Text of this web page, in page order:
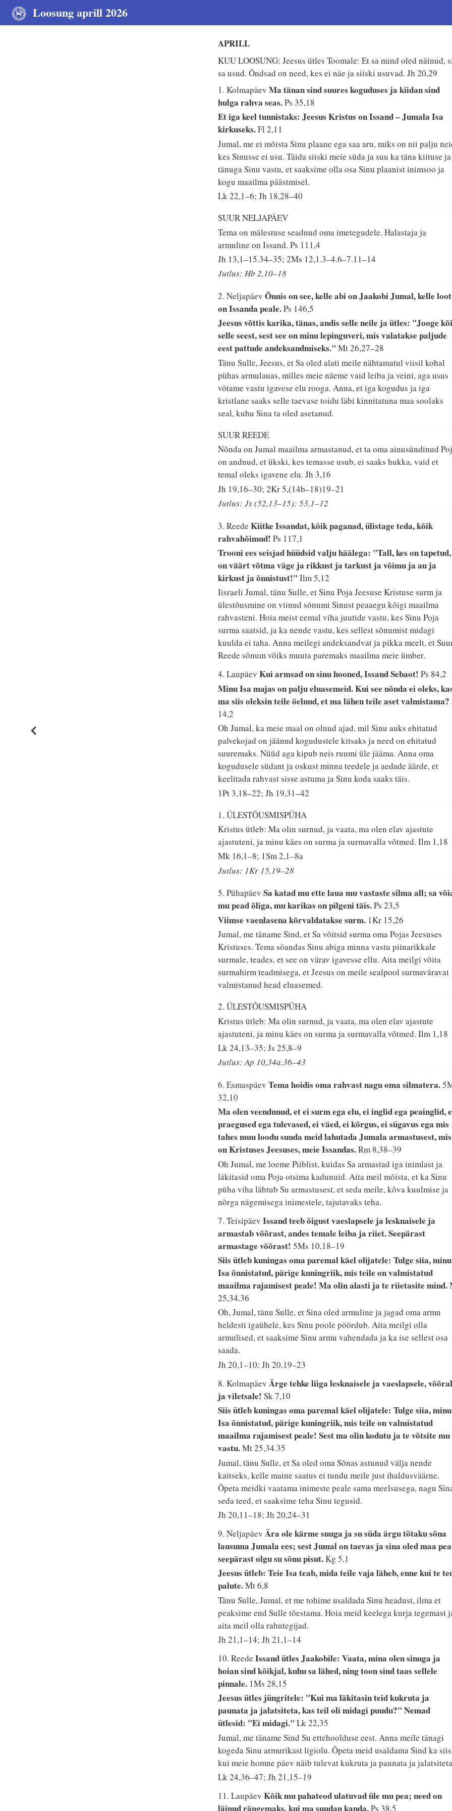
Loosung aprill 2026
APRILL
KUU LOOSUNG: Jeesus ütles Toomale: Et sa mind oled näinud,
sa usud. Õndsad on need, kes ei näe ja siiski usuvad.Jh 20,29
1. KolmapäevMa tänan sind suures koguduses ja kiidan sind
hulga rahva seas.Ps 35,18
Et iga keel tunnistaks: Jeesus Kristus on Issand – Jumala Isa
kirkuseks.Fl 2,11
Jumal, me ei mõista Sinu plaane ega saa aru, miks on nii palju
kes Sinusse ei usu. Täida siiski meie süda ja suu ka täna kiituse ja
tänuga Sinu vastu, et saaksime olla osa Sinu plaanist inimsoo ja
kogu maailma päästmisel.
Lk 22,1–6; Jh 18,28–40
SUUR NELJAPÄEV
Tema on mälestuse seadnud oma imetegudele. Halastaja ja
armuline on Issand.Ps 111,4
Jh 13,1–15.34–35; 2Ms 12,1.3–4.6–7.11–14
Jutlus: Hb 2,10–18
2. NeljapäevÕnnis on see, kelle abi on Jaakobi Jumal, kelle
on Issanda peale.Ps 146,5
Jeesus võttis karika, tänas, andis selle neile ja ütles: "Jooge
selle seest, sest see on minu lepinguveri, mis valatakse paljude
eest pattude andeksandmiseks."Mt 26,27–28
Tänu Sulle, Jeesus, et Sa oled alati meile nähtamatul viisil kohal
pühas armulauas, milles meie näeme vaid leiba ja veini, aga usus
võtame vastu igavese elu rooga. Anna, et iga kogudus ja iga
kristlane saaks selle taevase toidu läbi kinnitatuna maa soolaks
seal, kuhu Sina ta oled asetanud.
SUUR REEDE
Nõnda on Jumal maailma armastanud, et ta oma ainusündinud
on andnud, et ükski, kes temasse usub, ei saaks hukka, vaid et
temal oleks igavene elu.Jh 3,16
Jh 19,16–30; 2Kr 5,(14b–18)19–21
Jutlus: Js (52,13–15); 53,1–12
3. ReedeKiitke Issandat, kõik paganad, ülistage teda, kõik
rahvahõimud!Ps 117,1
Trooni ees seisjad hüüdsid valju häälega: "Tall, kes on tapetud,
on väärt võtma väge ja rikkust ja tarkust ja võimu ja au ja
kirkust ja õnnistust!"Ilm 5,12
Iisraeli Jumal, tänu Sulle, et Sinu Poja Jeesuse Kristuse surm ja
ülestõusmine on viinud sõnumi Sinust peaaegu kõigi maailma
rahvasteni. Hoia meist eemal viha juutide vastu, kes Sinu Poja
surma saatsid, ja ka nende vastu, kes sellest sõnumist midagi
kuulda ei taha. Anna meilegi andeksandvat ja pikka meelt, et
Reede sõnum võiks muuta paremaks maailma meie ümber.
4. LaupäevKui armsad on sinu hooned, Issand Sebaot!Ps 84,2
Minu Isa majas on palju eluasemeid. Kui see nõnda ei oleks,
ma siis oleksin teile öelnud, et ma lähen teile aset valmistama?
14,2
Oh Jumal, ka meie maal on olnud ajad, mil Sinu auks ehitatud
palvekojad on jäänud kogudustele kitsaks ja need on ehitatud
suuremaks. Nüüd aga kipub neis ruumi üle jääma. Anna oma
kogudusele südant ja oskust minna teedele ja aedade äärde, et
keelitada rahvast sisse astuma ja Sinu koda saaks täis.
1Pt 3,18–22; Jh 19,31–42
1. ÜLESTÕUSMISPÜHA
Kristus ütleb: Ma olin surnud, ja vaata, ma olen elav ajastute
ajastuteni, ja minu käes on surma ja surmavalla võtmed.Ilm 1,18
Mk 16,1–8; 1Sm 2,1–8a
Jutlus: 1Kr 15,19–28
5. PühapäevSa katad mu ette laua mu vastaste silma all; sa
mu pead õliga, mu karikas on pilgeni täis.Ps 23,5
Viimse vaenlasena kõrvaldatakse surm. 1Kr 15,26
Jumal, me täname Sind, et Sa võitsid surma oma Pojas Jeesuses
Kristuses. Tema söandas Sinu abiga minna vastu piinarikkale
surmale, teades, et see on värav igavesse ellu. Aita meilgi võita
surmahirm teadmisega, et Jeesus on meile sealpool surmaväravat
valmistanud head eluasemed.
2. ÜLESTÕUSMISPÜHA
Kristus ütleb: Ma olin surnud, ja vaata, ma olen elav ajastute
ajastuteni, ja minu käes on surma ja surmavalla võtmed.Ilm 1,18
Lk 24,13–35; Js 25,8–9
Jutlus: Ap 10,34a.36–43
6. EsmaspäevTema hoidis oma rahvast nagu oma silmatera.
32,10
Ma olen veendunud, et ei surm ega elu, ei inglid ega peainglid,
praegused ega tulevased, ei väed, ei kõrgus, ei sügavus ega mis
tahes muu loodu suuda meid lahutada Jumala armastusest, mis
on Kristuses Jeesuses, meie Issandas.Rm 8,38–39
Oh Jumal, me loeme Piiblist, kuidas Sa armastad iga inimlast ja
läkitasid oma Poja otsima kadunuid. Aita meil mõista, et ka Sinu
püha viha lähtub Su armastusest, et seda meile, kõva kuulmise ja
nõrga nägemisega inimestele, tajutavaks teha.
7. TeisipäevIssand teeb õigust vaeslapsele ja lesknaisele ja
armastab võõrast, andes temale leiba ja riiet. Seepärast
armastage võõrast!5Ms 10,18–19
Siis ütleb kuningas oma paremal käel olijatele: Tulge siia, minu
Isa õnnistatud, pärige kuningriik, mis teile on valmistatud
maailma rajamisest peale! Ma olin alasti ja te riietasite mind.
25,34.36
Oh, Jumal, tänu Sulle, et Sina oled armuline ja jagad oma armu
heldesti igaühele, kes Sinu poole pöördub. Aita meilgi olla
armulised, et saaksime Sinu armu vahendada ja ka ise sellest osa
saada.
Jh 20,1–10; Jh 20,19–23
8. KolmapäevÄrge tehke liiga lesknaisele ja vaeslapsele,
ja viletsale!Sk 7,10
Siis ütleb kuningas oma paremal käel olijatele: Tulge siia, minu
Isa õnnistatud, pärige kuningriik, mis teile on valmistatud
maailma rajamisest peale! Sest ma olin kodutu ja te võtsite mu
vastu.Mt 25,34.35
Jumal, tänu Sulle, et Sa oled oma Sõnas astunud välja nende
kaitseks, kelle maine saatus ei tundu meile just ihaldusväärne.
Õpeta meidki vaatama inimeste peale sama meelsusega, nagu
seda teed, et saaksime teha Sinu tegusid.
Jh 20,11–18; Jh 20,24–31
9. NeljapäevÄra ole kärme suuga ja su süda ärgu tõtaku sõna
lausuma Jumala ees; sest Jumal on taevas ja sina oled maa
seepärast olgu su sõnu pisut.Kg 5,1
Jeesus ütleb: Teie Isa teab, mida teile vaja läheb, enne kui te
palute.Mt 6,8
Tänu Sulle, Jumal, et me tohime usaldada Sinu headust, ilma et
peaksime end Sulle tõestama. Hoia meid keelega kurja tegemast
aita meil olla rahutegijad.
Jh 21,1–14; Jh 21,1–14
10. ReedeIssand ütles Jaakobile: Vaata, mina olen sinuga ja
hoian sind kõikjal, kuhu sa lähed, ning toon sind taas sellele
pinnale. 1Ms 28,15
Jeesus ütles jüngritele: "Kui ma läkitasin teid kukruta ja
paunata ja jalatsiteta, kas teil oli midagi puudu?" Nemad
ütlesid: "Ei midagi."Lk 22,35
Jumal, me täname Sind Su ettehoolduse eest. Anna meile tänagi
kogeda Sinu armurikast ligiolu. Õpeta meid usaldama Sind ka
kui meie homne päev näib tulevat kukruta ja paunata ja
Lk 24,36–47; Jh 21,15–19
11. LaupäevKõik mu pahateod ulatuvad üle mu pea; need on
läinud rängemaks, kui ma suudan kanda.Ps 38,5